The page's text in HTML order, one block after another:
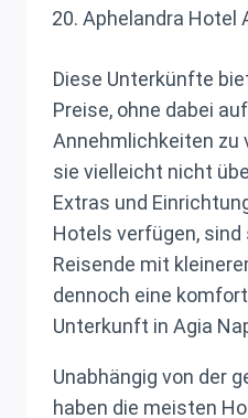
Aphelandra Hotel
Diese Unterkünfte
Preise, ohne dabei
Annehmlichkeiten zu
sie vielleicht nicht
Extras und
Hotels verfügen,
Reisende mit
dennoch eine
Unterkunft in Agia
Unabhängig von der
haben die meisten